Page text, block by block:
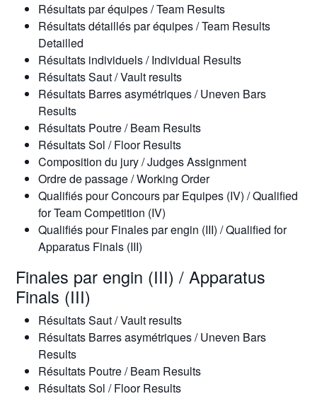
Résultats par équipes / Team Results
Résultats détaillés par équipes / Team Results
Detailled
Résultats individuels / Individual Results
Résultats Saut / Vault results
Résultats Barres asymétriques / Uneven Bars
Results
Résultats Poutre / Beam Results
Résultats Sol / Floor Results
Composition du jury / Judges Assignment
Ordre de passage / Working Order
Qualifiés pour Concours par Equipes (IV) / Qualified
for Team Competition (IV)
Qualifiés pour Finales par engin (III) / Qualified for
Apparatus Finals (III)
Finales par engin (III) / Apparatus
Finals (III)
Résultats Saut / Vault results
Résultats Barres asymétriques / Uneven Bars
Results
Résultats Poutre / Beam Results
Résultats Sol / Floor Results